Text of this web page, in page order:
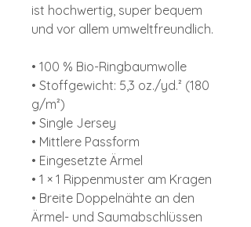
ist hochwertig, super bequem
und vor allem umweltfreundlich.
• 100 % Bio-Ringbaumwolle
• Stoffgewicht: 5,3 oz./yd.² (180
g/m²)
• Single Jersey
• Mittlere Passform
• Eingesetzte Ärmel
• 1 × 1 Rippenmuster am Kragen
• Breite Doppelnähte an den
Ärmel- und Saumabschlüssen